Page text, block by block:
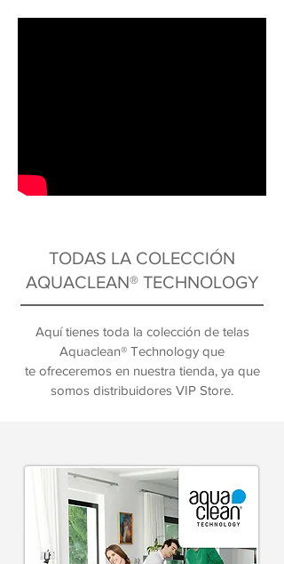
TODAS LA COLECCIÓN
AQUACLEAN® TECHNOLOGY
Aquítienes toda la colección de telas
Aquaclean® Technology que
te ofreceremosen nuestra tienda, ya que
somos distribuidores VIP Store.